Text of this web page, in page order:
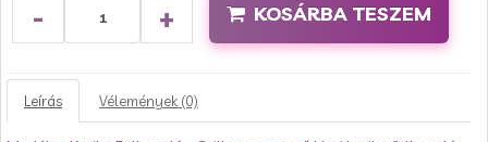
- + KOSÁRBA TESZEM
Leírás Vélemények (0)